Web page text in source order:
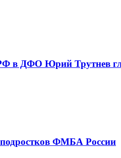
в ДФО Юрий Трутнев
подростков ФМБА России